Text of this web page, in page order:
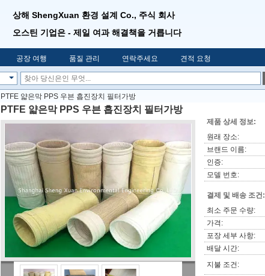
상해 ShengXuan 환경 설계 Co., 주식 회사
오스틴 기업은 - 제일 여과 해결책을 거릅니다
공장 여행 품질 관리 연락주세요 견적 요청
PTFE 얇은막 PPS 우븐 흡진장치 필터가방
PTFE 얇은막 PPS 우븐 흡진장치 필터가방
제품 상세 정보:
원래 장소:
브랜드 이름:
인증:
모델 번호:
결제 및 배송 조건:
최소 주문 수량:
가격:
포장 세부 사항:
배달 시간:
지불 조건: